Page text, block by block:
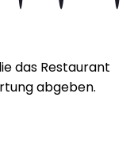
das Restaurant
abgeben.